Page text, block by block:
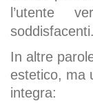
l’utente
soddisfacenti.
In altre
estetico, ma
integra: